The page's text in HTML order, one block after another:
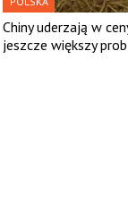
Chiny uderzają w
jeszcze większy